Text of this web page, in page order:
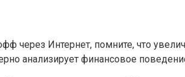
через Интернет, помните, что
анализирует финансовое